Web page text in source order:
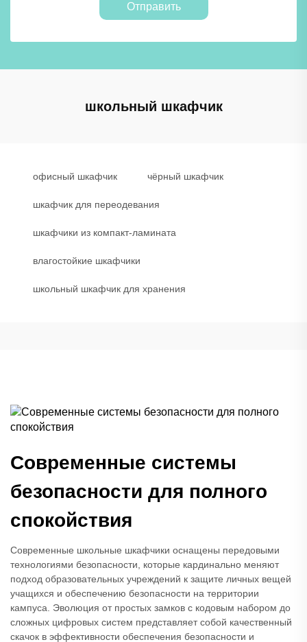
Отправить
школьный шкафчик
офисный шкафчик чёрный шкафчик
шкафчик для переодевания
шкафчики из компакт-ламината
влагостойкие шкафчики
школьный шкафчик для хранения
Современные системы
безопасности для полного
спокойствия
Современные школьные шкафчики оснащены передовыми
технологиями безопасности, которые кардинально меняют
подход образовательных учреждений к защите личных вещей
учащихся и обеспечению безопасности на территории
кампуса. Эволюция от простых замков с кодовым набором до
сложных цифровых систем представляет собой качественный
скачок в эффективности обеспечения безопасности и